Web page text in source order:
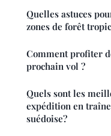
Quelles astuces
zones de forêt
Comment profiter
prochain vol ?
Quels sont les
expédition en
suédoise?